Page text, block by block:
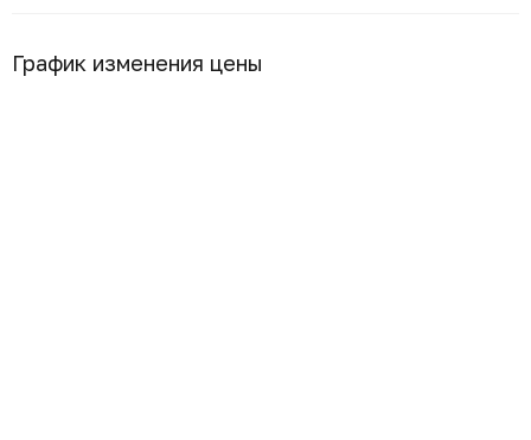
График изменения цены